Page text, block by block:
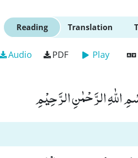
Reading Translation
Audio PDF Play
اللّٰهِ الرَّحْمٰنِ الرَّحِیْمِ